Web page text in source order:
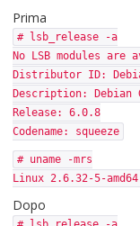
Prima
# lsb_release -a
No LSB modules are
Distributor ID:
Description: Debian
Release: 6.0.8
Codename: squeeze
# uname -mrs
Linux 2.6.32-5-amd64
Dopo